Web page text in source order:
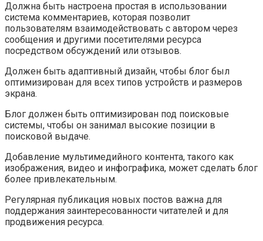
Должна быть настроена простая в использовании
система комментариев, которая позволит
пользователям взаимодействовать с автором через
сообщения и другими посетителями ресурса
посредством обсуждений или отзывов.
Должен быть адаптивный дизайн, чтобы блог был
оптимизирован для всех типов устройств и размеров
экрана.
Блог должен быть оптимизирован под поисковые
системы, чтобы он занимал высокие позиции в
поисковой выдаче.
Добавление мультимедийного контента, такого как
изображения, видео и инфографика, может сделать блог
более привлекательным.
Регулярная публикация новых постов важна для
поддержания заинтересованности читателей и для
продвижения ресурса.